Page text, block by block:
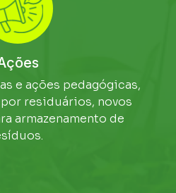
e ações pedagógicas,
residuários, novos
armazenamento de